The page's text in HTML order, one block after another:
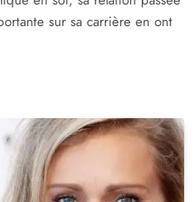
sur sa carrière en ont